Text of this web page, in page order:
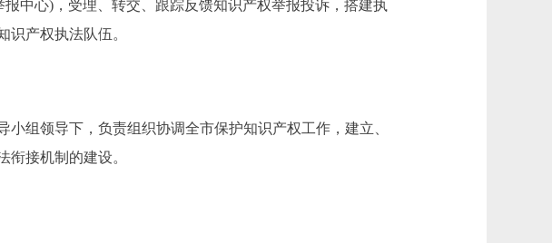
中心)，受理、转交、跟踪反馈知识产权举报投诉，搭建执
产权执法队伍。
组领导下，负责组织协调全市保护知识产权工作，建立、
接机制的建设。